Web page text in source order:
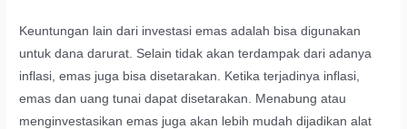
Keuntungan lain dari investasi emas adalah bisa digunakan
untuk dana darurat. Selain tidak akan terdampak dari adanya
inflasi, emas juga bisa disetarakan. Ketika terjadinya inflasi,
emas dan uang tunai dapat disetarakan. Menabung atau
menginvestasikan emas juga akan lebih mudah dijadikan alat